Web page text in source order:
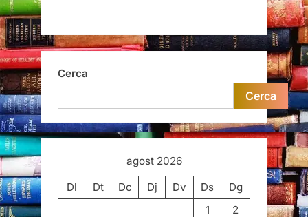
Cerca
Cerca
agost 2026
Dl
Dt Dc Dj Dv Ds
Dg
1
2